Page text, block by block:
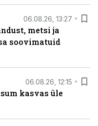
06.08.26, 13:27
metsi ja
soovimatuid
06.08.26, 12:15
kasvas üle